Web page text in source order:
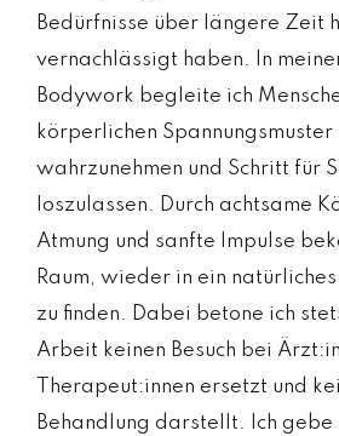
Bedürfnisse über längere Zeit
vernachlässigt haben. In
Bodywork begleite ich
körperlichen Spannungsmuster
wahrzunehmen und Schritt für
loszulassen. Durch achtsame
Atmung und sanfte Impulse
Raum, wieder in ein
zu finden. Dabei betone ich
Arbeit keinen Besuch bei
Therapeut:innen ersetzt und
Behandlung darstellt. Ich gebe